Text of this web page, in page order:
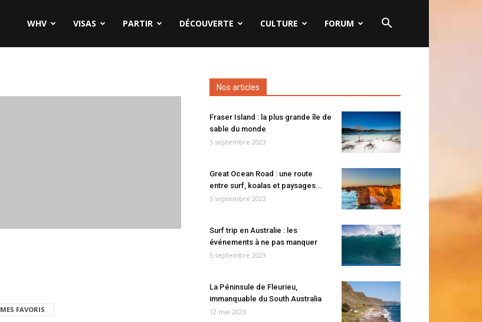
WHV VISAS PARTIR DÉCOUVERTE CULTURE FORUM
MES FAVORIS
Nos articles
Fraser Island : la plus grande île de
sable du monde
5 septembre 2023
Great Ocean Road : une route
entre surf, koalas et paysages...
5 septembre 2023
Surf trip en Australie : les
événements à ne pas manquer
5 septembre 2023
La Péninsule de Fleurieu,
immanquable du South Australia
12 mai 2023